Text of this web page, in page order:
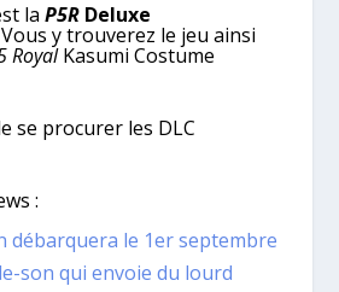
laP5R Deluxe
Vous y trouverez le jeu ainsi
RoyalKasumi Costume
se procurer les DLC
:
débarquera le 1er septembre
son qui envoie du lourd